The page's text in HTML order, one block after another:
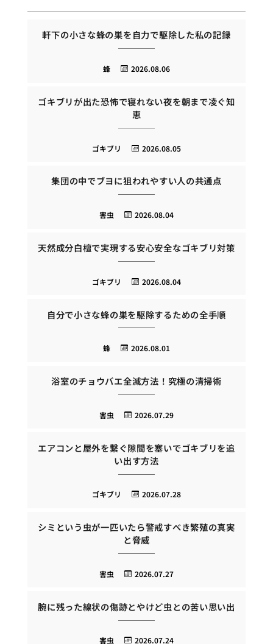
軒下の小さな蜂の巣を自力で駆除した私の記録
2026.08.06
蜂
ゴキブリが出た恐怖で寝れない夜を朝まで凌ぐ知
恵
2026.08.05
ゴキブリ
集団の中でブヨに狙われやすい人の共通点
2026.08.04
害虫
天然成分白檀で実現する安心安全なゴキブリ対策
2026.08.04
ゴキブリ
自分で小さな蜂の巣を駆除するための全手順
2026.08.01
蜂
浴室のチョウバエ全滅方法！究極の清掃術
2026.07.29
害虫
エアコンと屋外を繋ぐ隙間を塞いでゴキブリを追
い出す方法
2026.07.28
ゴキブリ
シミという虫が一匹いたら警戒すべき繁殖の真実
と脅威
2026.07.27
害虫
腕に残った線状の傷跡とやけど虫との苦い思い出
2026.07.24
害虫